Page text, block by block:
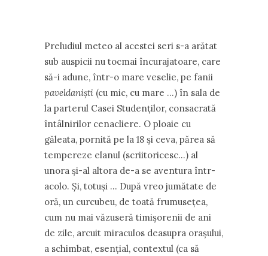
Preludiul meteo al acestei seri s-a arătat
sub auspicii nu tocmai încurajatoare, care
să-i adune, într-o mare veselie, pe fanii
paveldaniști (cu mic, cu mare …) în sala de
la parterul Casei Studenților, consacrată
întâlnirilor cenacliere. O ploaie cu
găleata, pornită pe la 18 și ceva, părea să
tempereze elanul (scriitoricesc…) al
unora și-al altora de-a se aventura într-
acolo. Și, totuși … După vreo jumătate de
oră, un curcubeu, de toată frumusețea,
cum nu mai văzuseră timișorenii de ani
de zile, arcuit miraculos deasupra orașului,
a schimbat, esențial, contextul (ca să